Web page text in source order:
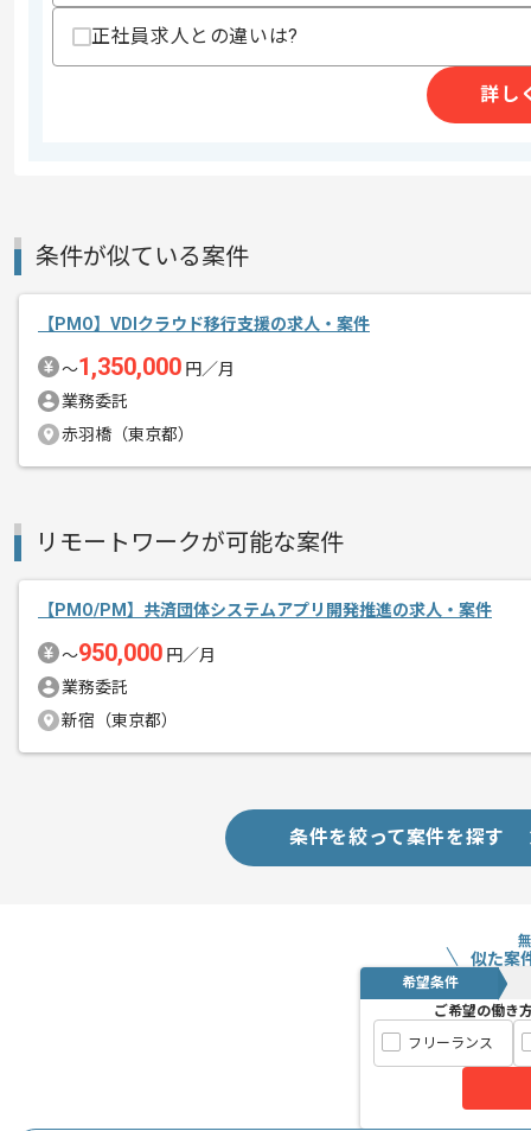
レバテックでの実績がある企業の案件で
複数案件を保有している企業ですので、
基本的には、常駐での作業を見込んでお
正社員求人との違いは?
詳し
条件が似ている案件
【PMO】VDIクラウド移行支援の求人・案件
〜1,350,000 円／月
業務委託
赤羽橋（東京都）
リモートワークが可能な案件
【PMO/PM】共済団体システムアプリ開発推進の求人・案件
〜950,000 円／月
業務委託
新宿（東京都）
条件を絞って案件を探す
似た案
希望条件
ご希望の働き
フリーランス